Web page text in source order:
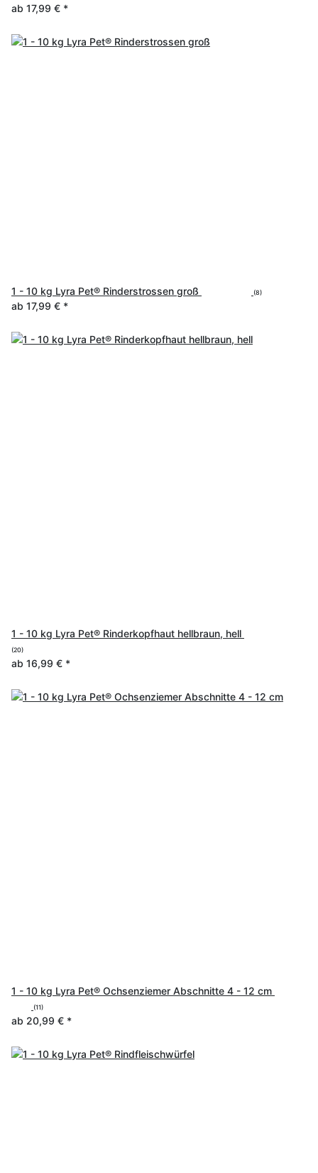
ab 17,99 € *
1 - 10 kg Lyra Pet® Rinderstrossen groß (8)
ab 17,99 € *
1 - 10 kg Lyra Pet® Rinderkopfhaut hellbraun, hell
(20)
ab 16,99 € *
1 - 10 kg Lyra Pet® Ochsenziemer Abschnitte 4 - 12 cm
(11)
ab 20,99 € *